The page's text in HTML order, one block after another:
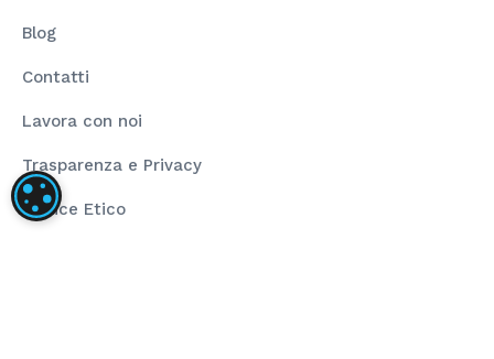
Blog
Contatti
Lavora con noi
Trasparenza e Privacy
Codice Etico
IMPOSTAZIONI DEI COOKIE